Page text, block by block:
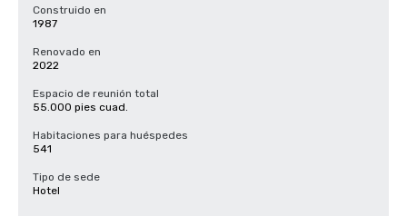
Construido en
1987
Renovado en
2022
Espacio de reunión total
55.000 pies cuad.
Habitaciones para huéspedes
541
Tipo de sede
Hotel